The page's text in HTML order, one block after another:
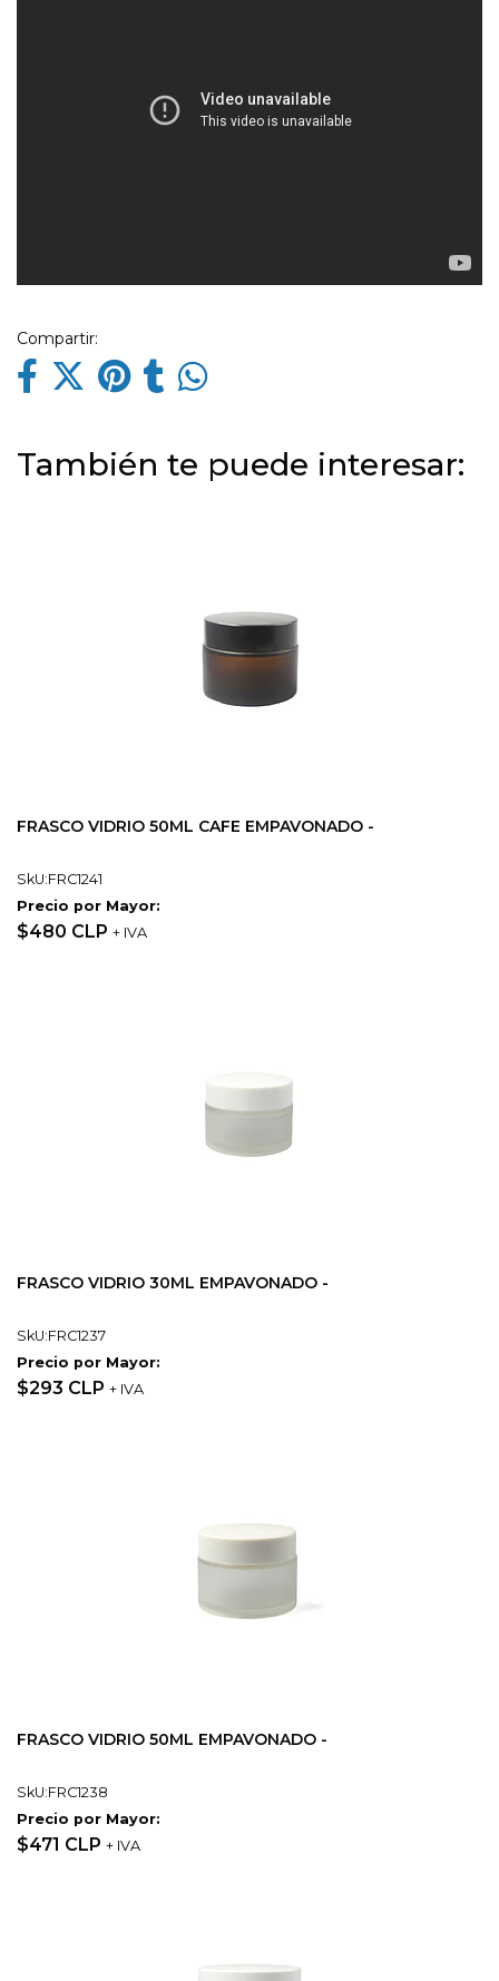
Compartir:
También te puede interesar:
FRASCO VIDRIO 50ML CAFE EMPAVONADO -
SkU:FRC1241
Precio por Mayor:
$480 CLP + IVA
FRASCO VIDRIO 30ML EMPAVONADO -
SkU:FRC1237
Precio por Mayor:
$293 CLP + IVA
FRASCO VIDRIO 50ML EMPAVONADO -
SkU:FRC1238
Precio por Mayor:
$471 CLP + IVA